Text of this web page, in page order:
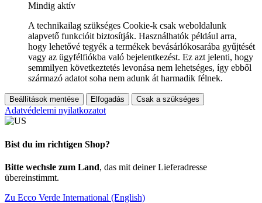
Mindig aktív
A technikailag szükséges Cookie-k csak weboldalunk
alapvető funkcióit biztosítják. Használhatók például arra,
hogy lehetővé tegyék a termékek bevásárlókosarába gyűjtését
vagy az ügyfélfiókba való bejelentkezést. Ez azt jelenti, hogy
semmilyen következtetés levonása nem lehetséges, így ebből
származó adatot soha nem adunk át harmadik félnek.
Beállítások mentése Elfogadás Csak a szükséges
Adatvédelemi nyilatkozatot
Bist du im richtigen Shop?
Bitte wechsle zum Land, das mit deiner Lieferadresse
übereinstimmt.
Zu Ecco Verde International (English)